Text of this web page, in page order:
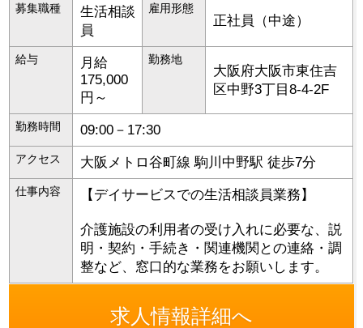
募集職種
生活相談
員
雇用形態
正社員（中途）
給与
月給
175,000
円～
勤務地
大阪府大阪市東住吉
区中野3丁目8-4-2F
勤務時間 09:00－17:30
アクセス 大阪メトロ谷町線 駒川中野駅 徒歩7分
仕事内容 【デイサービスでの生活相談員業務】
介護施設の利用者の受け入れに必要な、説
明・契約・手続き・関連機関との連絡・調
整など、窓口的な業務をお願いします。
求人情報詳細へ